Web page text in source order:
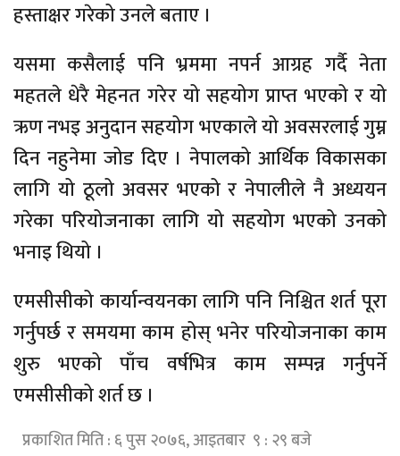
हस्ताक्षर गरेको उनले बताए ।
यसमा कसैलाई पनि भ्रममा नपर्न आग्रह गर्दै नेता
महतले धेरै मेहनत गरेर यो सहयोग प्राप्त भएको र यो
ऋण नभइ अनुदान सहयोग भएकाले यो अवसरलाई गुम्न
दिन नहुनेमा जोड दिए । नेपालको आर्थिक विकासका
लागि यो ठूलो अवसर भएको र नेपालीले नै अध्ययन
गरेका परियोजनाका लागि यो सहयोग भएको उनको
भनाइ थियो ।
एमसीसीको कार्यान्वयनका लागि पनि निश्चित शर्त पूरा
गर्नुपर्छ र समयमा काम होस् भनेर परियोजनाका काम
शुरु भएको पाँच वर्षभित्र काम सम्पन्न गर्नुपर्ने
एमसीसीको शर्त छ ।
प्रकाशित मिति : ६ पुस २०७६, आइतबार ९ : २९ बजे